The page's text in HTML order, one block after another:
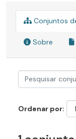
Conjuntos
Sobre
Ordenar por